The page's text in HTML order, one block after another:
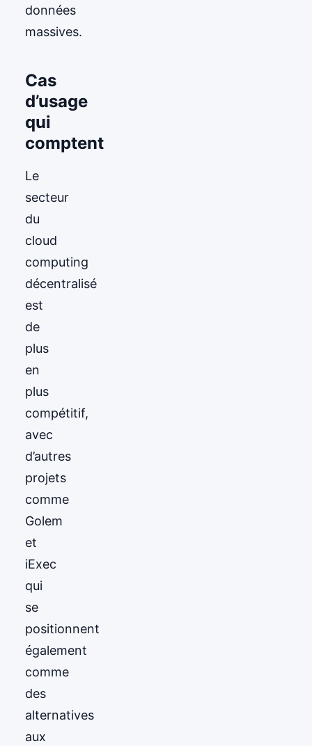
données
massives.
Cas
d’usage
qui
comptent
Le
secteur
du
cloud
computing
décentralisé
est
de
plus
en
plus
compétitif,
avec
d’autres
projets
comme
Golem
et
iExec
qui
se
positionnent
également
comme
des
alternatives
aux